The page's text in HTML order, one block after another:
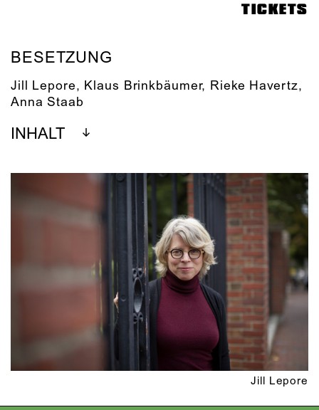
TICKETS
BESETZUNG
Jill Lepore, Klaus Brinkbäumer, Rieke Havertz,
Anna Staab
INHALT
Jill Lepore